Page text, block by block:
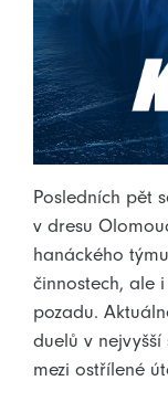
Posledních pět
v dresu
hanáckého
činnostech, ale
pozadu.
duelů v
mezi ostřílené